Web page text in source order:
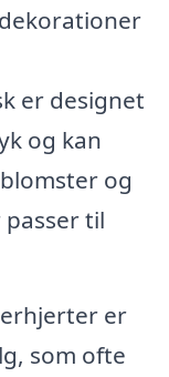
er designet
og kan
og
til
er
som ofte